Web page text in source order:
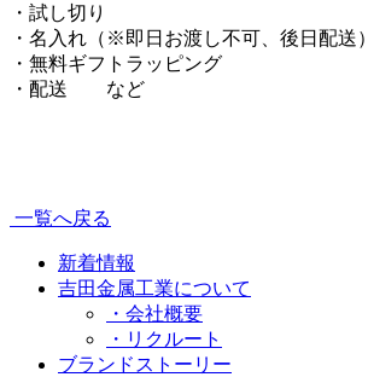
・試し切り
・名入れ（※即日お渡し不可、後日配送）
・無料ギフトラッピング
・配送 など
一覧へ戻る
新着情報
吉田金属工業について
・会社概要
・リクルート
ブランドストーリー